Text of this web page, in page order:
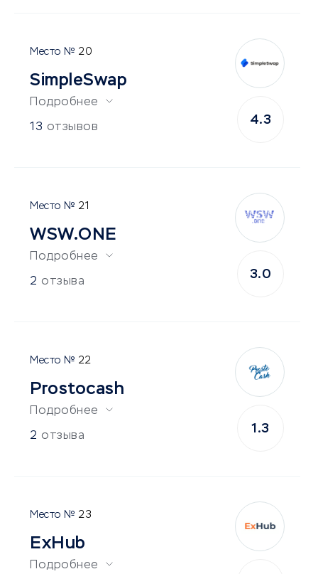
20
SimpleSwap
Подробнее
13 отзывов
4.3
21
WSW.ONE
Подробнее
2 отзыва
3.0
22
Prostocash
Подробнее
2 отзыва
1.3
23
ExHub
Подробнее